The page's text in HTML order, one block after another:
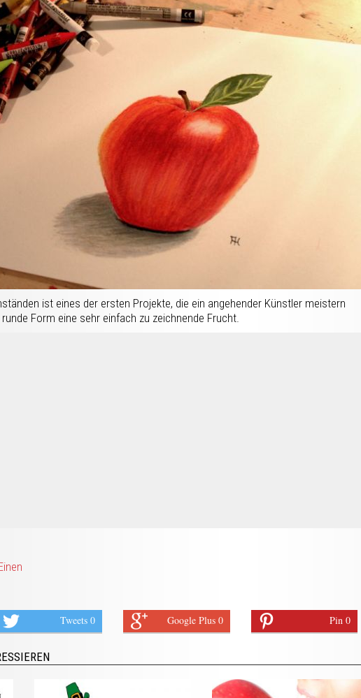
ist eines der ersten Projekte, die ein angehender Künstler meistern
Form eine sehr einfach zu zeichnende Frucht.
Tweets 0 Google Plus 0 Pin 0